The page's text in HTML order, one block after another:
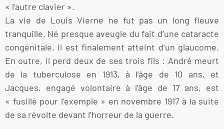
« l’autre clavier ».
La vie de Louis Vierne ne fut pas un long fleuve
tranquille. Né presque aveugle du fait d’une cataracte
congénitale, il est finalement atteint d’un glaucome.
En outre, il perd deux de ses trois fils : André meurt
de la tuberculose en 1913, à l’âge de 10 ans, et
Jacques, engagé volontaire à l’âge de 17 ans, est
« fusillé pour l’exemple » en novembre 1917 à la suite
de sa révolte devant l’horreur de la guerre.